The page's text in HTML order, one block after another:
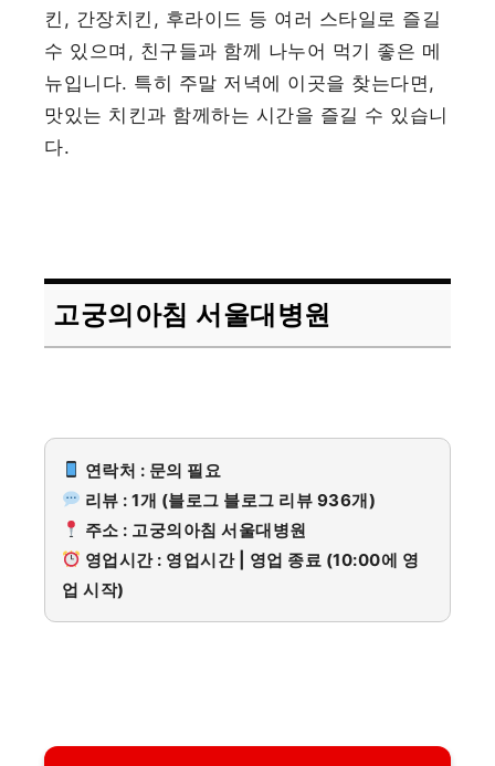
킨, 간장치킨, 후라이드 등 여러 스타일로 즐길
수 있으며, 친구들과 함께 나누어 먹기 좋은 메
뉴입니다. 특히 주말 저녁에 이곳을 찾는다면,
맛있는 치킨과 함께하는 시간을 즐길 수 있습니
다.
고궁의아침 서울대병원
연락처 : 문의 필요
리뷰 : 1개 (블로그 블로그 리뷰 936개)
주소 : 고궁의아침 서울대병원
영업시간 : 영업시간 | 영업 종료 (10:00에 영
업 시작)